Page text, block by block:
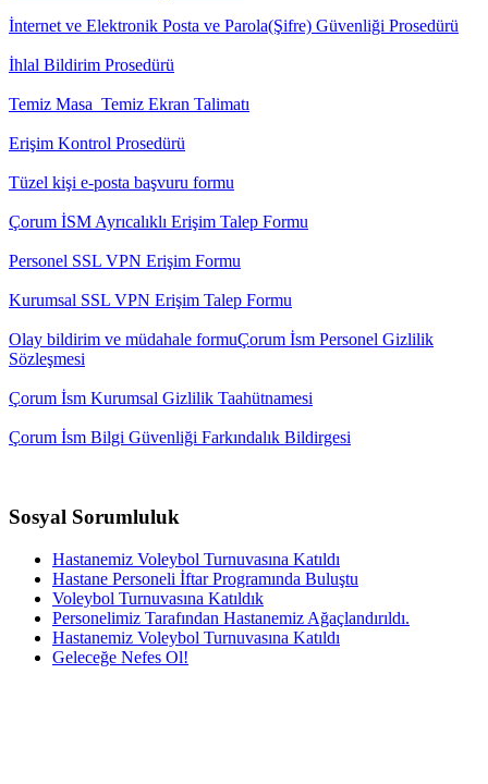
İnternet ve Elektronik Posta ve Parola(Şifre) Güvenliği Prosedürü
İhlal Bildirim Prosedürü
Temiz Masa Temiz Ekran Talimatı
Erişim Kontrol Prosedürü
Tüzel kişi e-posta başvuru formu
Çorum İSM Ayrıcalıklı Erişim Talep Formu
Personel SSL VPN Erişim Formu
Kurumsal SSL VPN Erişim Talep Formu
Olay bildirim ve müdahale formuÇorum İsm Personel Gizlilik
Sözleşmesi
Çorum İsm Kurumsal Gizlilik Taahütnamesi
Çorum İsm Bilgi Güvenliği Farkındalık Bildirgesi
Sosyal Sorumluluk
Hastanemiz Voleybol Turnuvasına Katıldı
Hastane Personeli İftar Programında Buluştu
Voleybol Turnuvasına Katıldık
Personelimiz Tarafından Hastanemiz Ağaçlandırıldı.
Hastanemiz Voleybol Turnuvasına Katıldı
Geleceğe Nefes Ol!